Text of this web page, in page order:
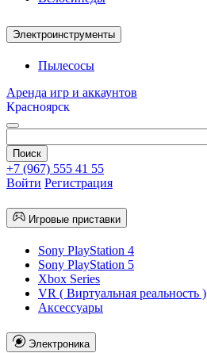
Электроинструменты
Пылесосы
Аренда игр и аккаунтов
Красноярск
+7 (967) 555 41 55
Войти Регистрация
Игровые приставки
Sony PlayStation 4
Sony PlayStation 5
Xbox Series
VR ( Виртуальная реальность )
Аксессуары
Электроника